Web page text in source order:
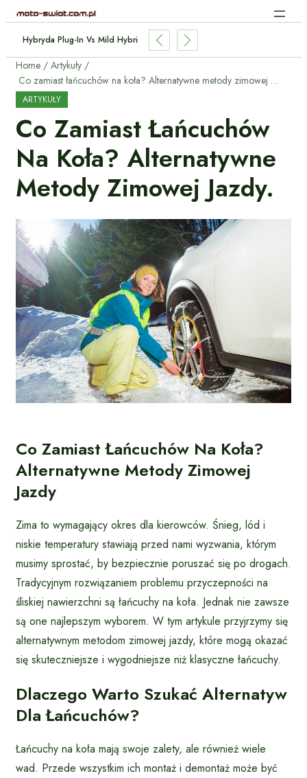
Aut Elektrycznych: Jak Działa Bez Kabli?
Home
Artykuły
Co zamiast łańcuchów na koła? Alternatywne metody zimowej jazdy.
ARTYKUŁY
Co Zamiast Łańcuchów
Na Koła? Alternatywne
Metody Zimowej Jazdy.
Co Zamiast Łańcuchów Na Koła?
Alternatywne Metody Zimowej
Jazdy
Zima to wymagający okres dla kierowców. Śnieg, lód i
niskie temperatury stawiają przed nami wyzwania, którym
musimy sprostać, by bezpiecznie poruszać się po drogach.
Tradycyjnym rozwiązaniem problemu przyczepności na
śliskiej nawierzchni są łańcuchy na koła. Jednak nie zawsze
są one najlepszym wyborem. W tym artykule przyjrzymy się
alternatywnym metodom zimowej jazdy, które mogą okazać
się skuteczniejsze i wygodniejsze niż klasyczne łańcuchy.
Dlaczego Warto Szukać Alternatyw
Dla Łańcuchów?
Łańcuchy na koła mają swoje zalety, ale również wiele
wad. Przede wszystkim ich montaż i demontaż może być